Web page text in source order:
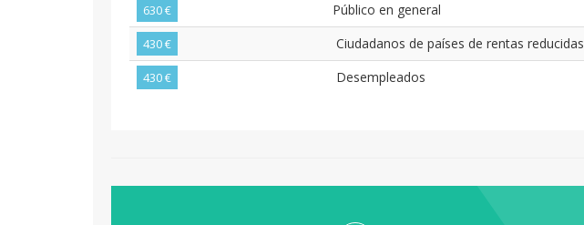
630 € Público en general
430 € Ciudadanos de países de rentas reducidas
430 € Desempleados